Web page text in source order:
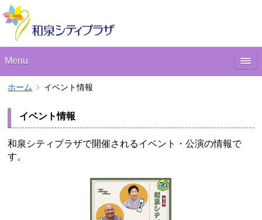
Menu
ホーム イベント情報
イベント情報
和泉シティプラザで開催されるイベント・公演の情報で
す。